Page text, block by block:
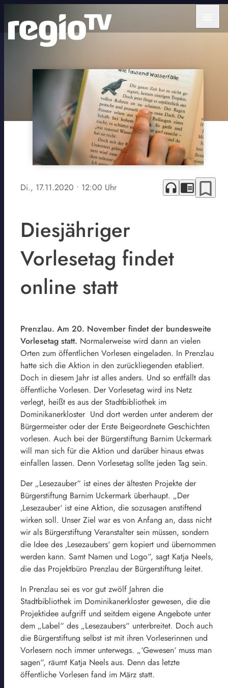
Di., 17.11.2020 • 12:00 Uhr headphones chrome_reader_mode bookmark_border
Diesjähriger
Vorlesetag findet
online statt
Prenzlau. Am 20. November findet der bundesweite
Vorlesetag statt. Normalerweise wird dann an vielen
Orten zum öffentlichen Vorlesen eingeladen. In Prenzlau
hatte sich die Aktion in den zurückliegenden etabliert.
Doch in diesem Jahr ist alles anders. Und so entfällt das
öffentliche Vorlesen. Der Vorlesetag wird ins Netz
verlegt, heißt es aus der Stadtbibliothek im
Dominikanerkloster Und dort werden unter anderem der
Bürgermeister oder der Erste Beigeordnete Geschichten
vorlesen. Auch bei der Bürgerstiftung Barnim Uckermark
will man sich für die Aktion und darüber hinaus etwas
einfallen lassen. Denn Vorlesetag sollte jeden Tag sein.
Der „Lesezauber“ ist eines der ältesten Projekte der
Bürgerstiftung Barnim Uckermark überhaupt. „Der
‚Lesezauber‘ ist eine Aktion, die sozusagen anstiftend
wirken soll. Unser Ziel war es von Anfang an, dass nicht
wir als Bürgerstiftung Veranstalter sein müssen, sondern
die Idee des ‚Lesezaubers‘ gern kopiert und übernommen
werden kann. Samt Namen und Logo“, sagt Katja Neels,
die das Projektbüro Prenzlau der Bürgerstiftung leitet.
In Prenzlau sei es vor gut zwölf Jahren die
Stadtbibliothek im Dominikanerkloster gewesen, die die
Projektidee aufgriff und seitdem eigene Angebote unter
dem „Label“ des „Lesezaubers“ unterbreitet. Doch auch
die Bürgerstiftung selbst ist mit ihren Vorleserinnen und
Vorlesern noch immer unterwegs. „‘Gewesen‘ muss man
sagen“, räumt Katja Neels aus. Denn das letzte
öffentliche Vorlesen fand im März statt.